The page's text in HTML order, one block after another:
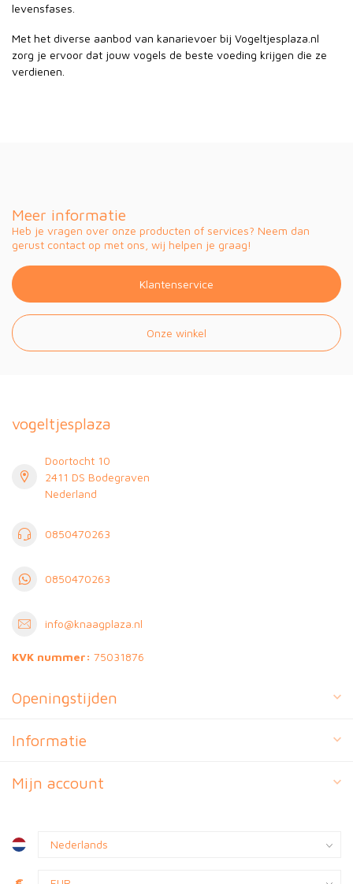
levensfases.
Met het diverse aanbod van kanarievoer bij Vogeltjesplaza.nl
zorg je ervoor dat jouw vogels de beste voeding krijgen die ze
verdienen.
Meer informatie
Heb je vragen over onze producten of services? Neem dan
gerust contact op met ons, wij helpen je graag!
Klantenservice
Onze winkel
vogeltjesplaza
Doortocht 10
2411 DS Bodegraven
Nederland
0850470263
0850470263
info@knaagplaza.nl
KVK nummer: 75031876
Openingstijden
Informatie
Mijn account